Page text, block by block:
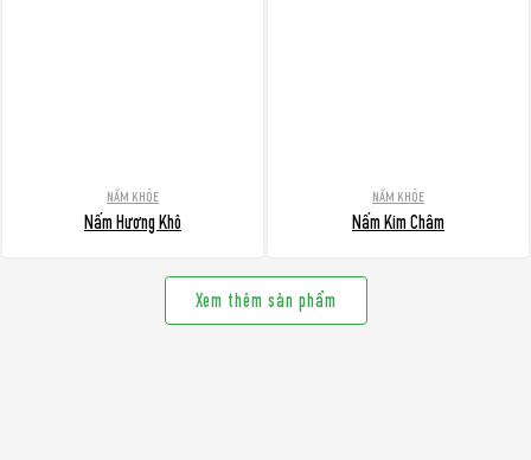
NẤM KHỎE
Nấm Hương Khô
NẤM KHỎE
Nấm Kim Châm
Xem thêm sản phẩm